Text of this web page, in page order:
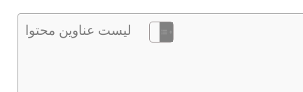
لیست عناوین محتوا